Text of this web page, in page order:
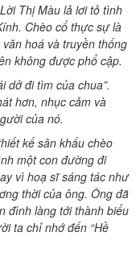
Thị Màu lả lơi tỏ tình
Chèo cổ thực sự là
hoá và truyền thống
không được phổ cập.
dở đi tìm của chua”.
hơn, nhục cảm và
của nó.
kế sân khấu chèo
một con đường đi
vì hoạ sĩ sáng tác như
thời của ông. Ông đã
đình làng tới thành biểu
ta chỉ nhớ đến “Hề